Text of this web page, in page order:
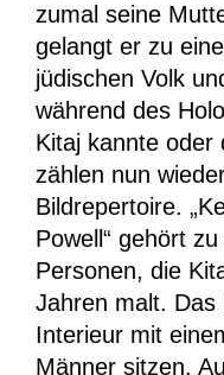
zumal seine
gelangt er zu
jüdischen Volk
während des
Kitaj kannte oder
zählen nun
Bildrepertoire.
Powell“ gehört
Personen, die
Jahren malt. Das
Interieur mit
Männer sitzen.